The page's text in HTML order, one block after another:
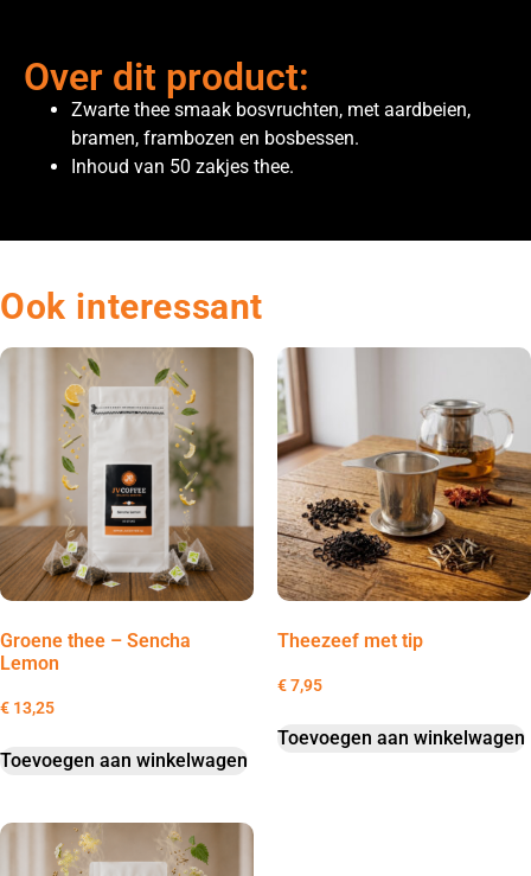
Over dit product:
Zwarte thee smaak bosvruchten, met aardbeien,
bramen, frambozen en bosbessen.
Inhoud van 50 zakjes thee.
Groene thee – Sencha
Lemon
€ 13,25
Toevoegen aan winkelwagen
Theezeef met tip
€7,95
Toevoegen aan winkelwagen